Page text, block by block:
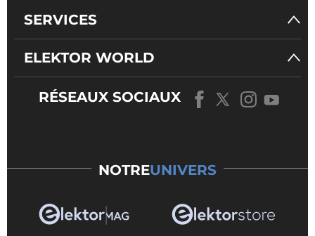
SERVICES
ELEKTOR WORLD
RÉSEAUX SOCIAUX
NOTREUNIVERS